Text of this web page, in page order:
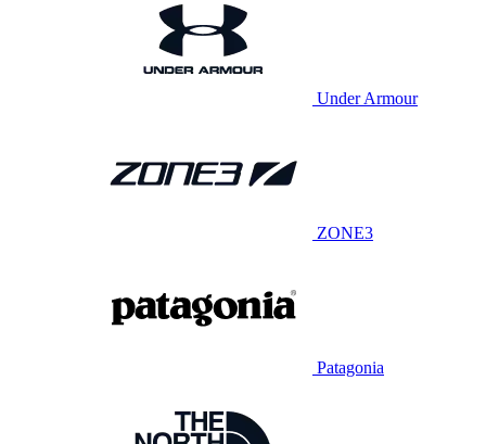
Under Armour
ZONE3
Patagonia